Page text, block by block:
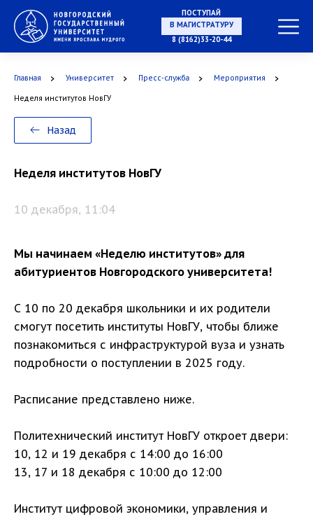
ПОСТУПАЙ
В МАГИСТРАТУРУ
8 (8162)33-20-44
Главная Университет Пресс-служба Мероприятия
Неделя институтов НовГУ
Назад
Неделя институтов НовГУ
10 декабря, 11:04
Мы начинаем «Неделю институтов» для
абитуриентов Новгородского университета!
С 10 по 20 декабря школьники и их родители
смогут посетить институты НовГУ, чтобы ближе
познакомиться с инфраструктурой вуза и узнать
подробности о поступлении в 2025 году.
Расписание представлено ниже.
Политехнический институт НовГУ откроет двери:
10, 12 и 19 декабря с 14:00 до 16:00
13, 17 и 18 декабря с 10:00 до 12:00
Институт цифровой экономики, управления и